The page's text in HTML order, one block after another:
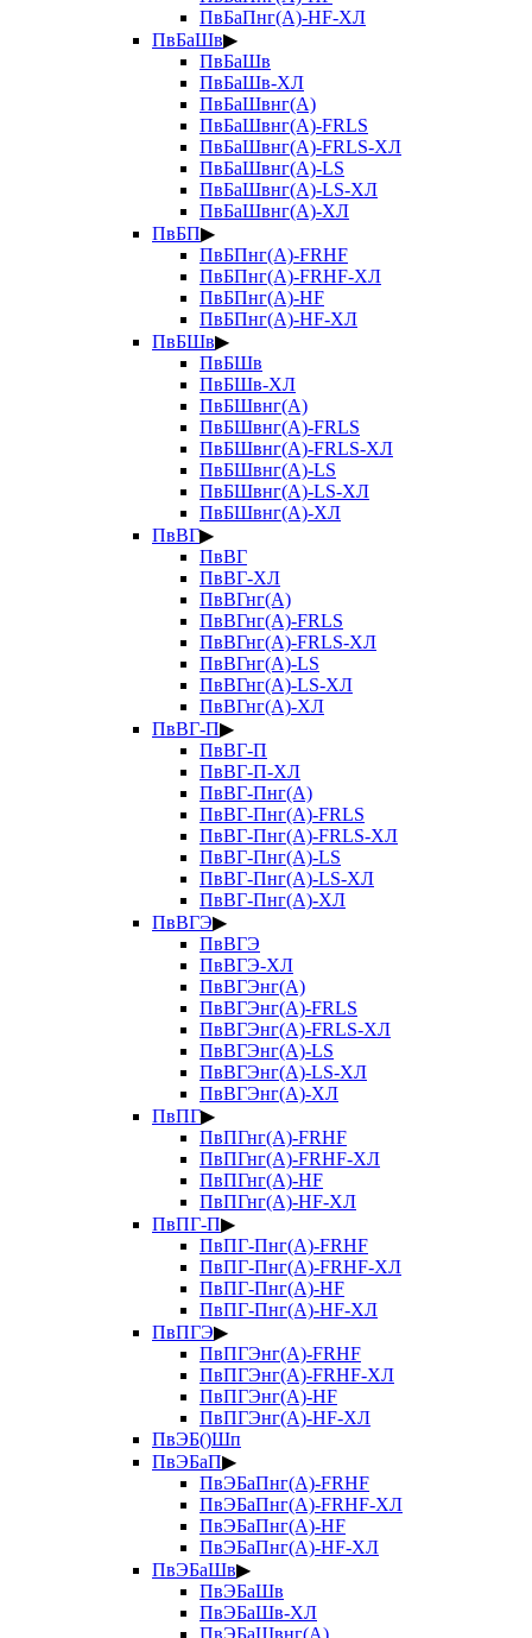
ПвБаПнг(А)-HF-ХЛ
ПвБаШв▶
ПвБаШв
ПвБаШв-ХЛ
ПвБаШвнг(А)
ПвБаШвнг(А)-FRLS
ПвБаШвнг(А)-FRLS-ХЛ
ПвБаШвнг(А)-LS
ПвБаШвнг(А)-LS-ХЛ
ПвБаШвнг(А)-ХЛ
ПвБП▶
ПвБПнг(А)-FRHF
ПвБПнг(А)-FRHF-ХЛ
ПвБПнг(А)-HF
ПвБПнг(А)-HF-ХЛ
ПвБШв▶
ПвБШв
ПвБШв-ХЛ
ПвБШвнг(А)
ПвБШвнг(А)-FRLS
ПвБШвнг(А)-FRLS-ХЛ
ПвБШвнг(А)-LS
ПвБШвнг(А)-LS-ХЛ
ПвБШвнг(А)-ХЛ
ПвВГ▶
ПвВГ
ПвВГ-ХЛ
ПвВГнг(А)
ПвВГнг(А)-FRLS
ПвВГнг(А)-FRLS-ХЛ
ПвВГнг(А)-LS
ПвВГнг(А)-LS-ХЛ
ПвВГнг(А)-ХЛ
ПвВГ-П▶
ПвВГ-П
ПвВГ-П-ХЛ
ПвВГ-Пнг(А)
ПвВГ-Пнг(А)-FRLS
ПвВГ-Пнг(А)-FRLS-ХЛ
ПвВГ-Пнг(А)-LS
ПвВГ-Пнг(А)-LS-ХЛ
ПвВГ-Пнг(А)-ХЛ
ПвВГЭ▶
ПвВГЭ
ПвВГЭ-ХЛ
ПвВГЭнг(А)
ПвВГЭнг(А)-FRLS
ПвВГЭнг(А)-FRLS-ХЛ
ПвВГЭнг(А)-LS
ПвВГЭнг(А)-LS-ХЛ
ПвВГЭнг(А)-ХЛ
ПвПГ▶
ПвПГнг(А)-FRHF
ПвПГнг(А)-FRHF-ХЛ
ПвПГнг(А)-HF
ПвПГнг(А)-HF-ХЛ
ПвПГ-П▶
ПвПГ-Пнг(А)-FRHF
ПвПГ-Пнг(А)-FRHF-ХЛ
ПвПГ-Пнг(А)-HF
ПвПГ-Пнг(А)-HF-ХЛ
ПвПГЭ▶
ПвПГЭнг(А)-FRHF
ПвПГЭнг(А)-FRHF-ХЛ
ПвПГЭнг(А)-HF
ПвПГЭнг(А)-HF-ХЛ
ПвЭБ()Шп
ПвЭБаП▶
ПвЭБаПнг(А)-FRHF
ПвЭБаПнг(А)-FRHF-ХЛ
ПвЭБаПнг(А)-HF
ПвЭБаПнг(А)-HF-ХЛ
ПвЭБаШв▶
ПвЭБаШв
ПвЭБаШв-ХЛ
ПвЭБаШвнг(А)